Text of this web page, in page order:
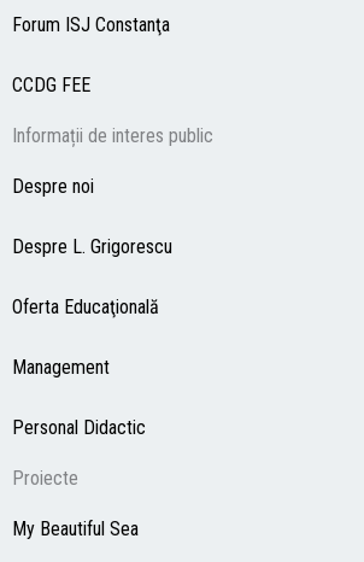
Forum ISJ Constanţa
CCDG FEE
Informații de interes public
Despre noi
Despre L. Grigorescu
Oferta Educaţională
Management
Personal Didactic
Proiecte
My Beautiful Sea